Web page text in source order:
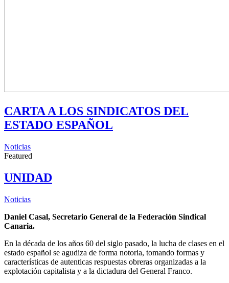
CARTA A LOS SINDICATOS DEL
ESTADO ESPAÑOL
Noticias
Featured
UNIDAD
Noticias
Daniel Casal, Secretario General de la Federación Sindical
Canaria.
En la década de los años 60 del siglo pasado, la lucha de clases en el
estado español se agudiza de forma notoria, tomando formas y
características de autenticas respuestas obreras organizadas a la
explotación capitalista y a la dictadura del General Franco.